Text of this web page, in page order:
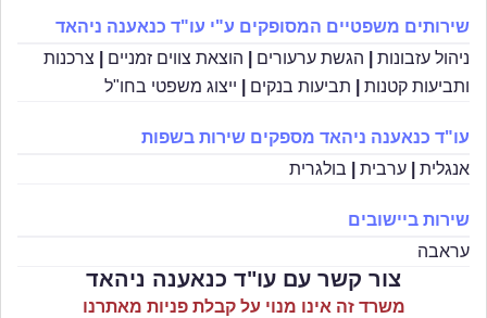
שירותים משפטיים המסופקים ע"י עו"ד כנאענה ניהאד
ניהול עזבונות
הגשת ערעורים הוצאת צווים זמניים
צרכנות
ותביעות קטנות
תביעות בנקים ייצוג משפטי בחו"ל
עו"ד כנאענה ניהאד מספקים שירות בשפות
אנגלית
ערבית בולגרית
שירות ביישובים
עראבה
צור קשר עם עו"ד כנאענה ניהאד
משרד זה אינו מנוי על קבלת פניות מאתרנו